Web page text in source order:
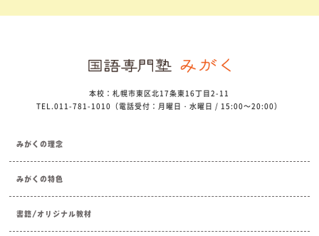
本校：札幌市東区北17条東16丁目2-11
TEL.011-781-1010（電話受付：月曜日・水曜日 / 15:00～20:00）
みがくの理念
みがくの特色
書籍/オリジナル教材